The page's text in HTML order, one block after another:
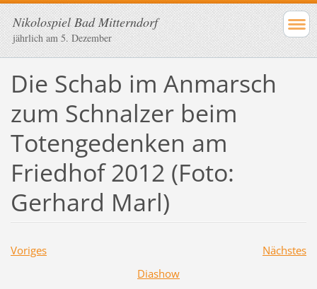
Nikolospiel Bad Mitterndorf
jährlich am 5. Dezember
Die Schab im Anmarsch
zum Schnalzer beim
Totengedenken am
Friedhof 2012 (Foto:
Gerhard Marl)
Voriges
Nächstes
Diashow